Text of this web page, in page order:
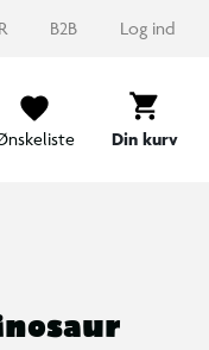
B2B Log ind
Din kurv